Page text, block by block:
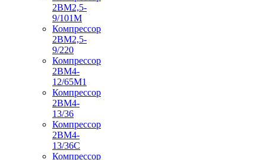
2ВМ2,5-
9/101М
Компрессор
2ВМ2,5-
9/220
Компрессор
2ВМ4-
12/65М1
Компрессор
2ВМ4-
13/36
Компрессор
2ВМ4-
13/36С
Компрессор